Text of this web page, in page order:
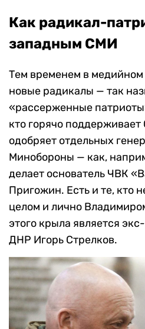
Как радикал-
западным СМИ
Тем временем в
новые радикалы — так
«рассерженные
кто горячо
одобряет отдельных
Минобороны — как,
делает основатель ЧВК
Пригожин. Есть и те, кто
целом и лично
этого крыла является
ДНР Игорь Стрелков.